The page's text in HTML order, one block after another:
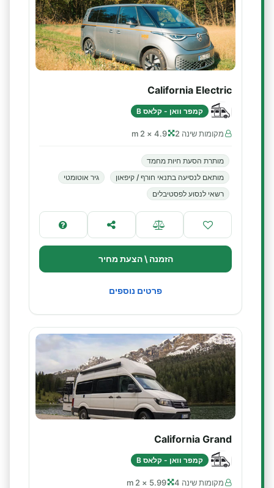
California Electric
קמפר וואן - קלאס B
מקומות שינה 2 4.9 × 2 m
מותרת הסעת חיות מחמד
מותאם לנסיעה בתנאי חורף / קיפאון
גיר אוטומטי
רשאי לנסוע לפסטיבלים
הזמנה \ הצעת מחיר
פרטים נוספים
California Grand
קמפר וואן - קלאס B
מקומות שינה 4 5.99 × 2 m